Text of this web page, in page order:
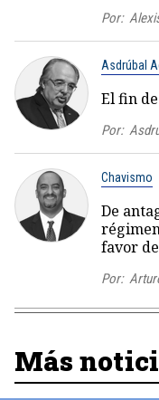
Por:
Asdrúbal
El fin
Por:
Chavismo
De
favor
Por:
Más